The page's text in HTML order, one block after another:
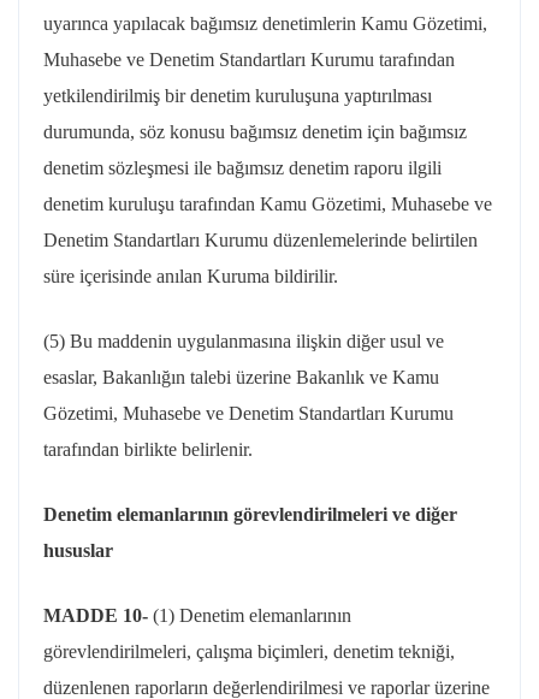
uyarınca yapılacak bağımsız denetimlerin Kamu Gözetimi,
Muhasebe ve Denetim Standartları Kurumu tarafından
yetkilendirilmiş bir denetim kuruluşuna yaptırılması
durumunda, söz konusu bağımsız denetim için bağımsız
denetim sözleşmesi ile bağımsız denetim raporu ilgili
denetim kuruluşu tarafından Kamu Gözetimi, Muhasebe ve
Denetim Standartları Kurumu düzenlemelerinde belirtilen
süre içerisinde anılan Kuruma bildirilir.
(5) Bu maddenin uygulanmasına ilişkin diğer usul ve
esaslar, Bakanlığın talebi üzerine Bakanlık ve Kamu
Gözetimi, Muhasebe ve Denetim Standartları Kurumu
tarafından birlikte belirlenir.
Denetim elemanlarının görevlendirilmeleri ve diğer
hususlar
MADDE 10- (1) Denetim elemanlarının
görevlendirilmeleri, çalışma biçimleri, denetim tekniği,
düzenlenen raporların değerlendirilmesi ve raporlar üzerine